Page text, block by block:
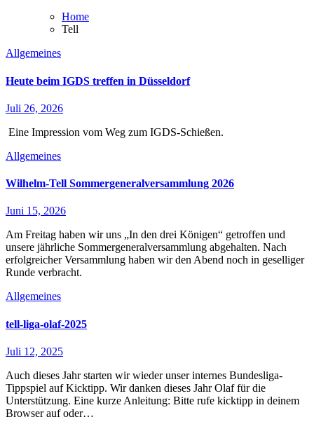
Home
Tell
Allgemeines
Heute beim IGDS treffen in Düsseldorf
Juli 26, 2026
Eine Impression vom Weg zum IGDS-Schießen.
Allgemeines
Wilhelm-Tell Sommergeneralversammlung 2026
Juni 15, 2026
Am Freitag haben wir uns „In den drei Königen“ getroffen und
unsere jährliche Sommergeneralversammlung abgehalten. Nach
erfolgreicher Versammlung haben wir den Abend noch in geselliger
Runde verbracht.
Allgemeines
tell-liga-olaf-2025
Juli 12, 2025
Auch dieses Jahr starten wir wieder unser internes Bundesliga-
Tippspiel auf Kicktipp. Wir danken dieses Jahr Olaf für die
Unterstützung. Eine kurze Anleitung: Bitte rufe kicktipp in deinem
Browser auf oder…